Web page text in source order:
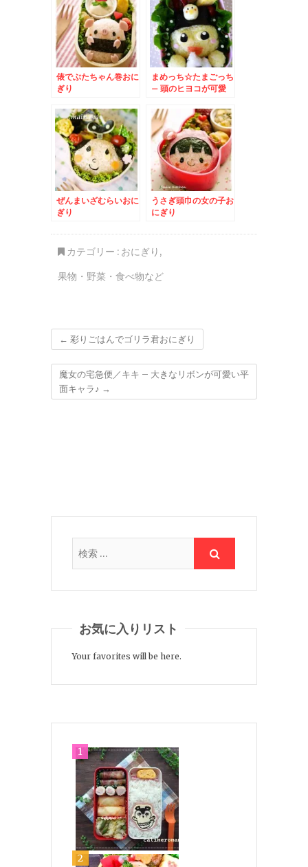
俵でぶたちゃん巻おに
ぎり
まめっち☆たまごっち
– 頭のヒヨコが可愛
弁当
ぜんまいざむらいおに
ぎり
うさぎ頭巾の女の子お
にぎり
カテゴリー : おにぎり ,
果物・野菜・食べ物など
← 彩りごはんでゴリラ君おにぎり
魔女の宅急便／キキ – 大きなリボンが可愛い平
面キャラ♪ →
お気に入りリスト
Your favorites will be here.